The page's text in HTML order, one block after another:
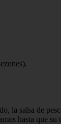
la salsa de
hasta que su